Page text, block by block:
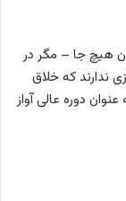
هیچ جا – مگر در
ندارند که خلاق
دوره عالی آواز